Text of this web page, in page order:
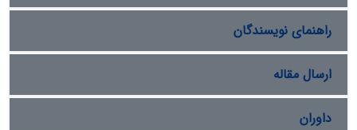
راهنمای نویسندگان
ارسال مقاله
داوران